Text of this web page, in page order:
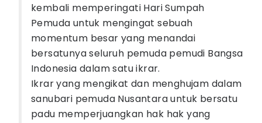
kembali memperingati Hari Sumpah
Pemuda untuk mengingat sebuah
momentum besar yang menandai
bersatunya seluruh pemuda pemudi Bangsa
Indonesia dalam satu ikrar.
Ikrar yang mengikat dan menghujam dalam
sanubari pemuda Nusantara untuk bersatu
padu memperjuangkan hak hak yang